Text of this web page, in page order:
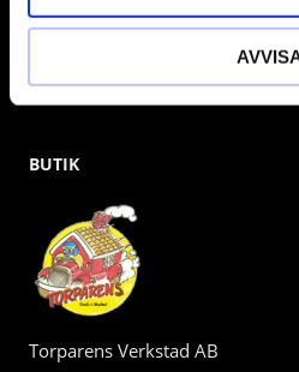
BUTIK
Torparens Verkstad AB